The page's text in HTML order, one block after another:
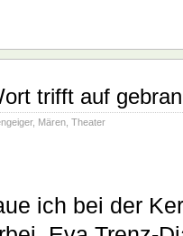
trifft auf
, Mären Theater
ich bei der